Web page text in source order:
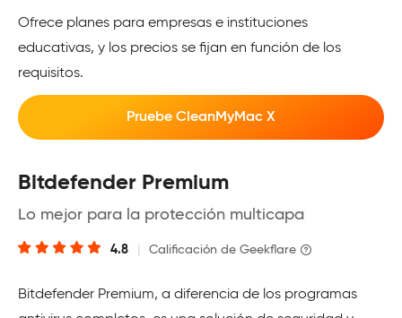
Ofrece planes para empresas e instituciones
educativas, y los precios se fijan en función de los
requisitos.
Pruebe CleanMyMac X
Bitdefender Premium
Lo mejor para la protección multicapa
4.8 Calificación de Geekflare
Bitdefender Premium, a diferencia de los programas